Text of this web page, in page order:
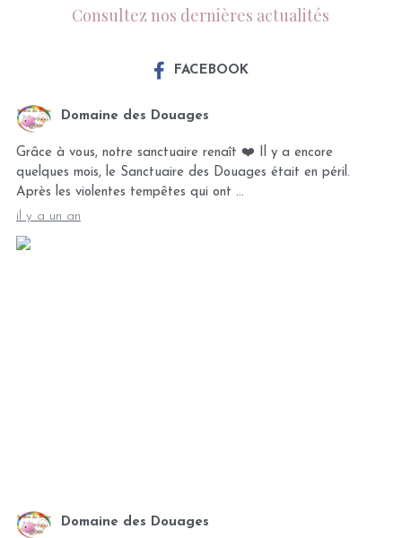
Consultez nos dernières actualités
FACEBOOK
Domaine des Douages
Grâce à vous, notre sanctuaire renaît ❤️ Il y a encore
quelques mois, le Sanctuaire des Douages était en péril.
Après les violentes tempêtes qui ont …
il y a un an
Domaine des Douages